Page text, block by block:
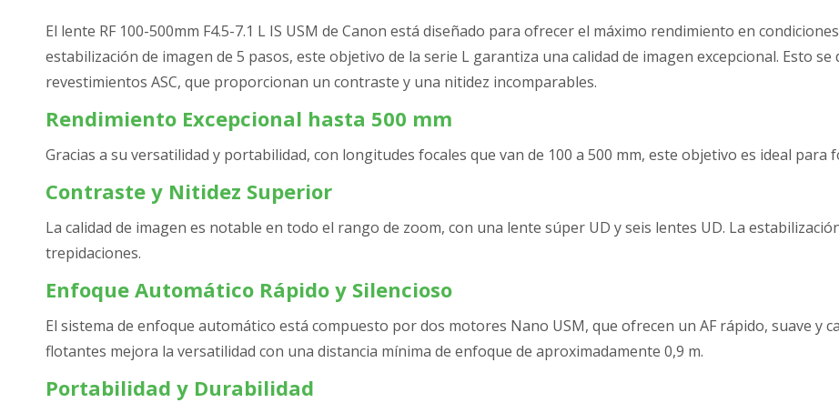
El lente RF 100-500mm F4.5-7.1 L IS USM de Canon está diseñado para ofrecer el máximo rendimiento en
estabilización de imagen de 5 pasos, este objetivo de la serie L garantiza una calidad de imagen excepcional. Esto
revestimientos ASC, que proporcionan un contraste y una nitidez incomparables.
Rendimiento Excepcional hasta 500 mm
Gracias a su versatilidad y portabilidad, con longitudes focales que van de 100 a 500 mm, este objetivo es ideal para
Contraste y Nitidez Superior
La calidad de imagen es notable en todo el rango de zoom, con una lente súper UD y seis lentes UD. La
trepidaciones.
Enfoque Automático Rápido y Silencioso
El sistema de enfoque automático está compuesto por dos motores Nano USM, que ofrecen un AF rápido, suave y
flotantes mejora la versatilidad con una distancia mínima de enfoque de aproximadamente 0,9 m.
Portabilidad y Durabilidad